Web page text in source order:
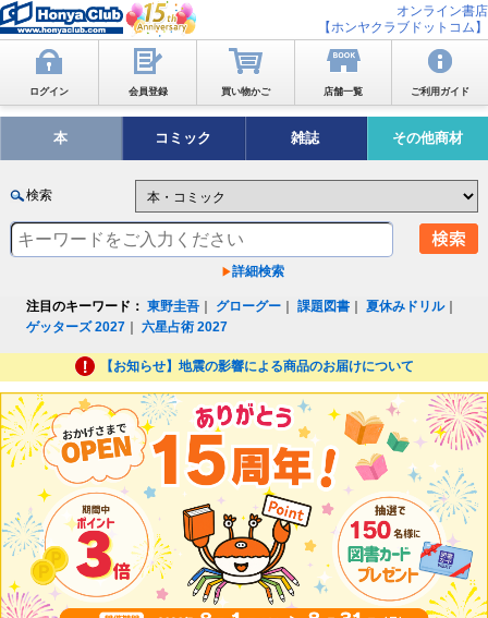
オンライン書店
【ホンヤクラブドットコム】
ログイン 会員登録 買い物かご 店舗一覧 ご利用ガイド
本 コミック 雑誌 その他商材
検索
詳細検索
注目のキーワード： 東野圭吾 グローグー ｜課題図書 ｜夏休みドリル｜
ゲッターズ 2027 ｜六星占術 2027
【お知らせ】地震の影響による商品のお届けについて